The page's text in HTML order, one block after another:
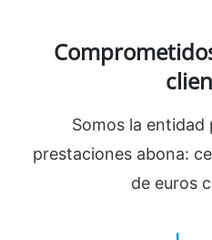
Somos la entidad
prestaciones abona:
de euros